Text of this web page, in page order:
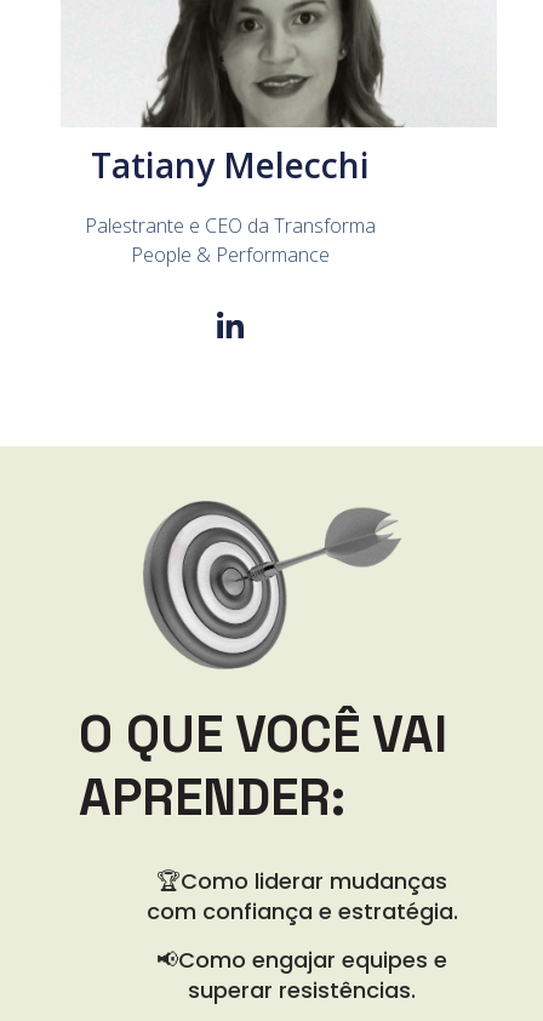
Tatiany Melecchi
Palestrante e CEO da Transforma
People & Performance
O QUE VOCÊ VAI
APRENDER:
🏆Como liderar mudanças
com confiança e estratégia.
📢Como engajar equipes e
superar resistências.